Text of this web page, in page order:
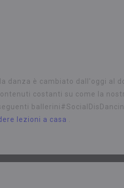
danza è cambiato dall'oggi al
costanti su come la
lezioni a casa